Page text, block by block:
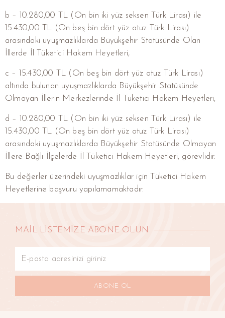
b – 10.280,00 TL (On bin iki yüz seksen Türk Lirası) ile
15.430,00 TL (On beş bin dört yüz otuz Türk Lirası)
arasındaki uyuşmazlıklarda Büyükşehir Statüsünde Olan
İllerde İl Tüketici Hakem Heyetleri,
c – 15.430,00 TL (On beş bin dört yüz otuz Türk Lirası)
altında bulunan uyuşmazlıklarda Büyükşehir Statüsünde
Olmayan İllerin Merkezlerinde İl Tüketici Hakem Heyetleri,
d – 10.280,00 TL (On bin iki yüz seksen Türk Lirası) ile
15.430,00 TL (On beş bin dört yüz otuz Türk Lirası)
arasındaki uyuşmazlıklarda Büyükşehir Statüsünde Olmayan
İllere Bağlı İlçelerde İl Tüketici Hakem Heyetleri, görevlidir.
Bu değerler üzerindeki uyuşmazlıklar için Tüketici Hakem
Heyetlerine başvuru yapılamamaktadır.
MAİL LİSTEMİZE ABONE OLUN
ABONE OL